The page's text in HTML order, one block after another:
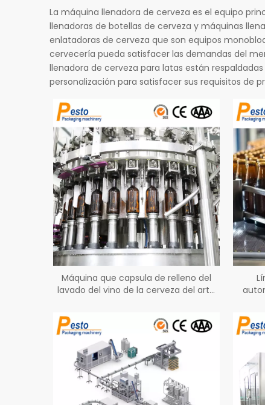
La máquina llenadora de cerveza es el equipo
llenadoras de botellas de cerveza y máquinas
enlatadoras de cerveza que son equipos
cervecería pueda satisfacer las demandas del
llenadora de cerveza para latas están
personalización para satisfacer sus requisitos de
Máquina que capsula de relleno del
lavado del vino de la cerveza del arte